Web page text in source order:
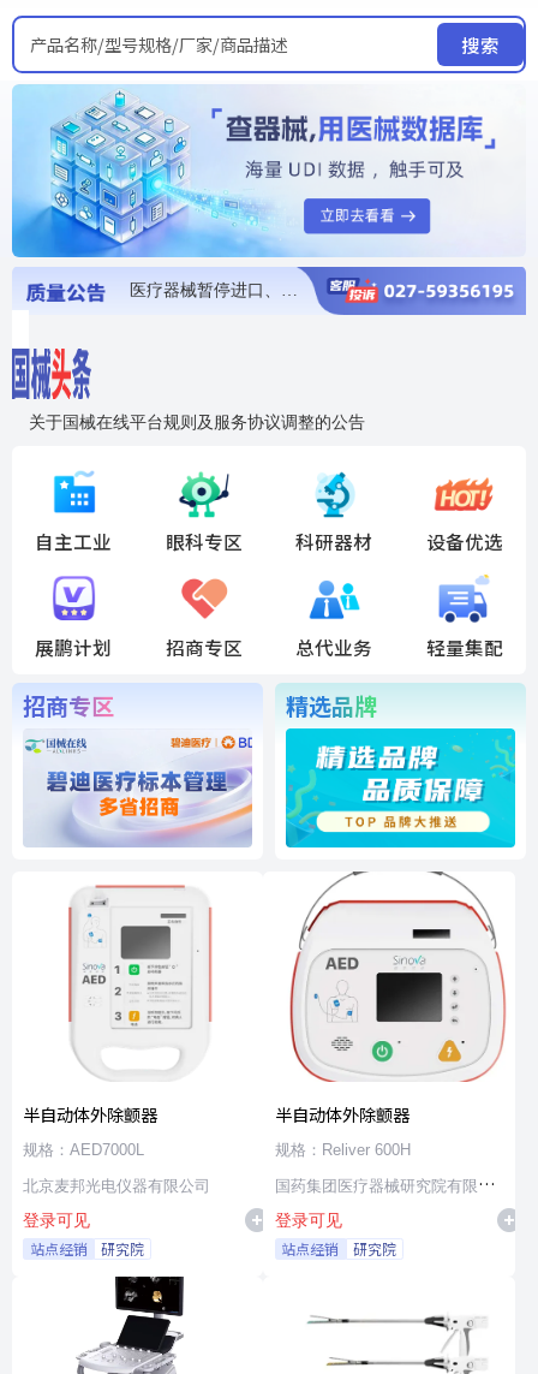
产品名称/型号规格/厂家/商品描述 搜索
关于国械在线平台规则及服务协议调整的公告
国药创研AED开启全国招商
自主工业 眼科专区 科研器材 设备优选
展鹏计划 招商专区 总代业务 轻量集配
招商专区 精选品牌
半自动体外除颤器
规格：AED7000L
北京麦邦光电仪器有限公司
登录可见
站点经销 研究院
半自动体外除颤器
规格：Reliver 600H
国药集团医疗器械研究院有限公
司
登录可见
站点经销 研究院